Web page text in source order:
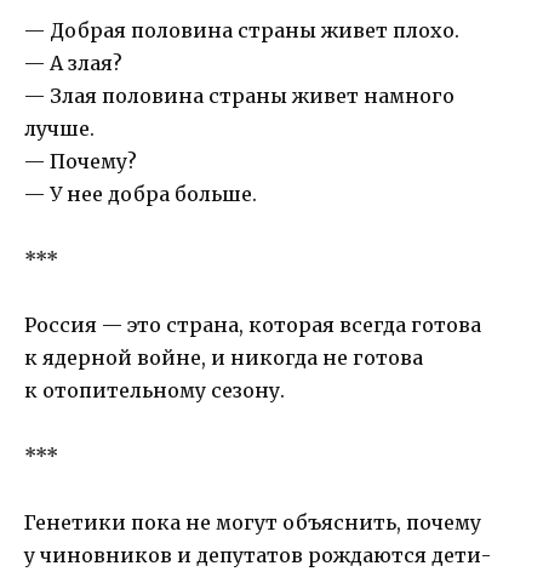
— Добрая половина страны живет плохо.
— А злая?
— Злая половина страны живет намного
лучше.
— Почему?
— У нее добра больше.
***
Россия — это страна, которая всегда готова
к ядерной войне, и никогда не готова
к отопительному сезону.
***
Генетики пока не могут объяснить, почему
у чиновников и депутатов рождаются дети-